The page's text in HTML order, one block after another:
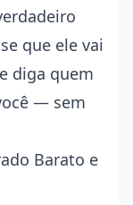
que ele vai
diga quem
— sem
Barato e